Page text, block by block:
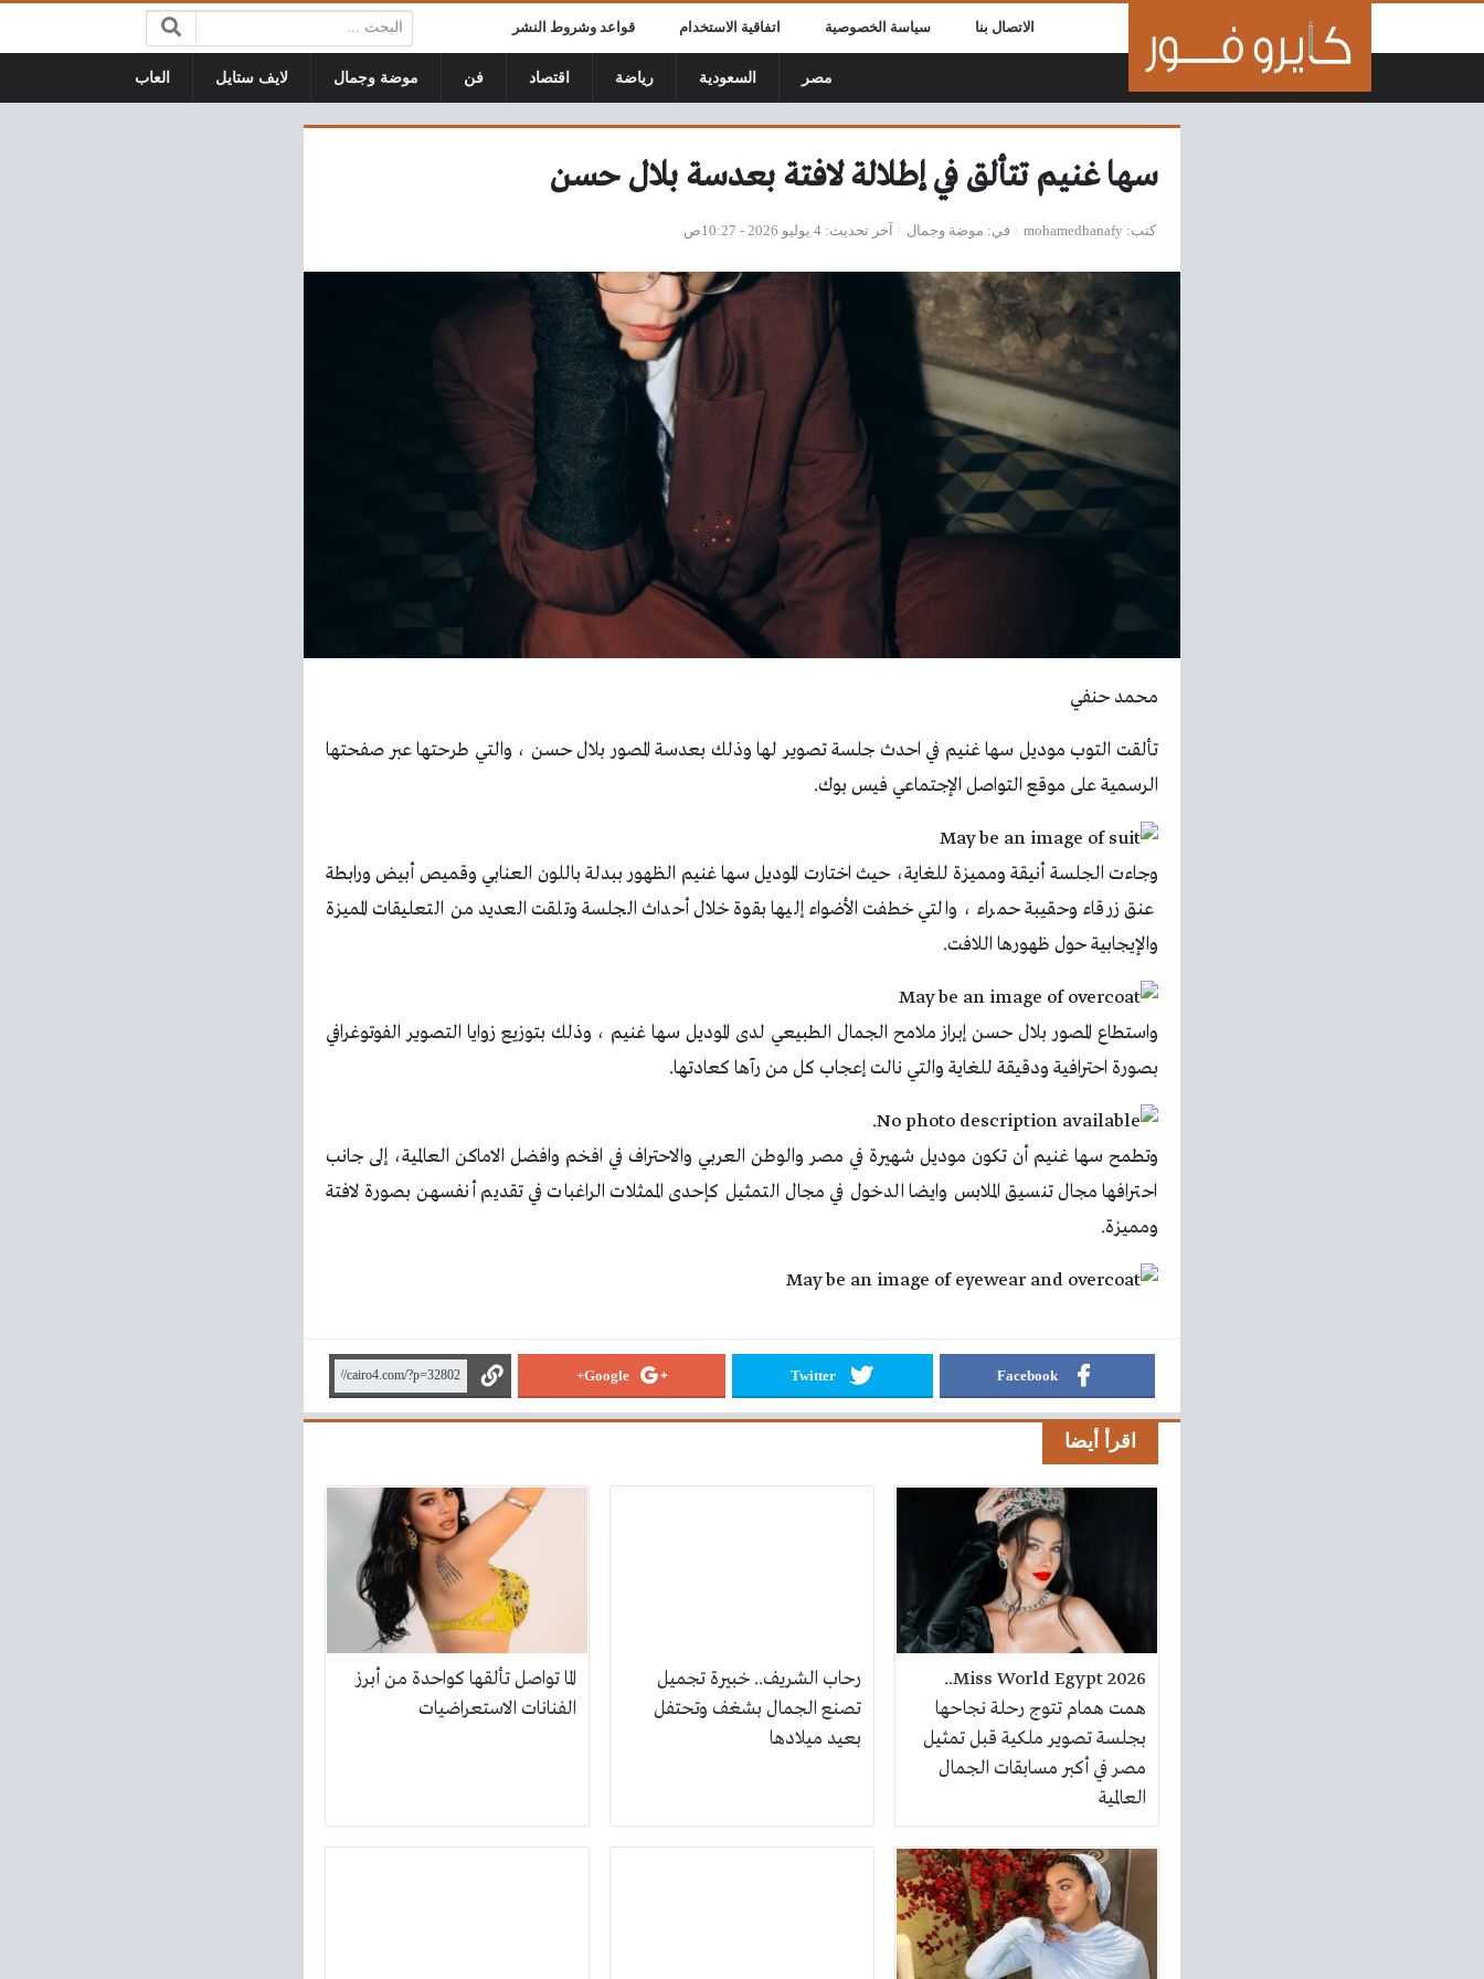
الاتصال بنا سياسة الخصوصية اتفاقية الاستخدام قواعد وشروط النشر البحث:
مصر السعودية رياضة اقتصاد فن موضة وجمال لايف ستايل العاب
سها غنيم تتألق في إطلالة لافتة بعدسة بلال حسن
كتب mohamedhanafy في موضة وجمال آخر تحديث 4 يوليو 2026 - 10:27ص
محمد حنفي
تألقت التوب موديل سها غنيم في احدث جلسة تصوير لها وذلك بعدسة المصور بلال حسن ، والتي طرحتها عبر صفحتها
الرسمية على موقع التواصل الإجتماعي فيس بوك.
وجاءت الجلسة أنيقة ومميزة للغاية، حيث اختارت الموديل سها غنيم الظهور ببدلة باللون العنابي وقميص أبيض ورابطة
عنق زرقاء وحقيبة حمراء ، والتي خطفت الأضواء إليها بقوة خلال أحداث الجلسة وتلقت العديد من التعليقات المميزة
والإيجابية حول ظهورها اللافت.
واستطاع المصور بلال حسن إبراز ملامح الجمال الطبيعي لدى الموديل سها غنيم ، وذلك بتوزيع زوايا التصوير الفوتوغرافي
بصورة احترافية ودقيقة للغاية والتي نالت إعجاب كل من رآها كعادتها.
وتطمح سها غنيم أن تكون موديل شهيرة في مصر والوطن العربي والاحتراف في افخم وافضل الاماكن العالمية، إلى جانب
احترافها مجال تنسيق الملابس وايضا الدخول في مجال التمثيل كإحدى الممثلات الراغبات في تقديم أنفسهن بصورة لافتة
ومميزة.
Facebook
Twitter
Google+
اقرأ أيضا
Miss World Egypt 2026..
همت همام تتوج رحلة نجاحها
بجلسة تصوير ملكية قبل تمثيل
مصر في أكبر مسابقات الجمال
العالمية
رحاب الشريف.. خبيرة تجميل
تصنع الجمال بشغف وتحتفل
بعيد ميلادها
الما تواصل تألقها كواحدة من أبرز
الفنانات الاستعراضيات